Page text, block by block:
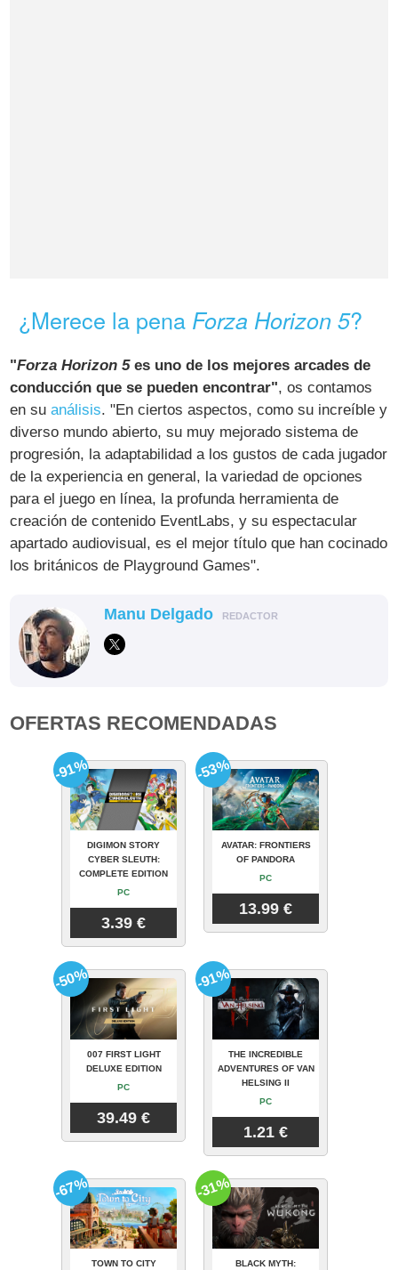
¿Merece la pena Forza Horizon 5?
"Forza Horizon 5es uno de los mejores arcades de
conducción que se pueden encontrar", os contamos
en suanálisis. "En ciertos aspectos, como su increíble y
diverso mundo abierto, su muy mejorado sistema de
progresión, la adaptabilidad a los gustos de cada jugador
de la experiencia en general, la variedad de opciones
para el juego en línea, la profunda herramienta de
creación de contenido EventLabs, y su espectacular
apartado audiovisual, es el mejor título que han cocinado
los británicos de Playground Games".
Manu Delgado REDACTOR
OFERTAS RECOMENDADAS
DIGIMON STORY
CYBER SLEUTH:
COMPLETE EDITION
PC
3.39 €
-91%
AVATAR: FRONTIERS
OF PANDORA
PC
13.99 €
-53%
007 FIRST LIGHT
DELUXE EDITION
PC
39.49 €
-50%
THE INCREDIBLE
ADVENTURES OF VAN
HELSING II
PC
1.21 €
-91%
TOWN TO CITY
-67%
BLACK MYTH:
-31%